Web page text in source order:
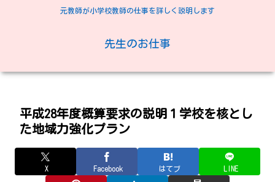
元教師が小学校教師の仕事を詳しく説明します
先生のお仕事
平成28年度概算要求の説明１学校を核とし
た地域力強化プラン
X Facebook はてブ LINE